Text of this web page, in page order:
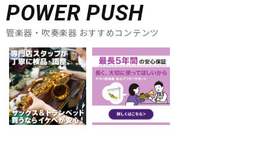
POWER PUSH
管楽器・吹奏楽器 おすすめコンテンツ